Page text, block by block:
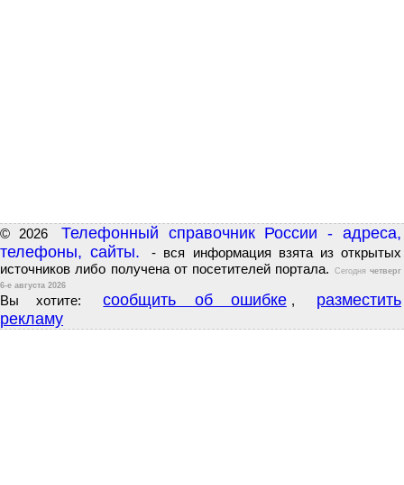
© 2026
Телефонный справочник России - адреса,
телефоны, сайты.
- вся информация взята из открытых
источников либо получена от посетителей портала.
Сегоднячетверг
6-е августа 2026
Вы хотите: сообщить об ошибке ,
разместить
рекламу